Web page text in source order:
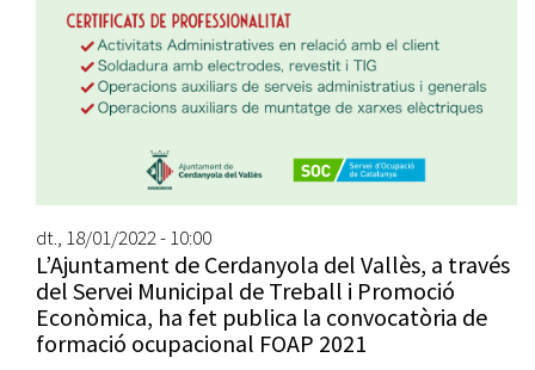
dt., 18/01/2022 - 10:00
L’Ajuntament de Cerdanyola del Vallès, a través
del Servei Municipal de Treball i Promoció
Econòmica, ha fet publica la convocatòria de
formació ocupacional FOAP 2021